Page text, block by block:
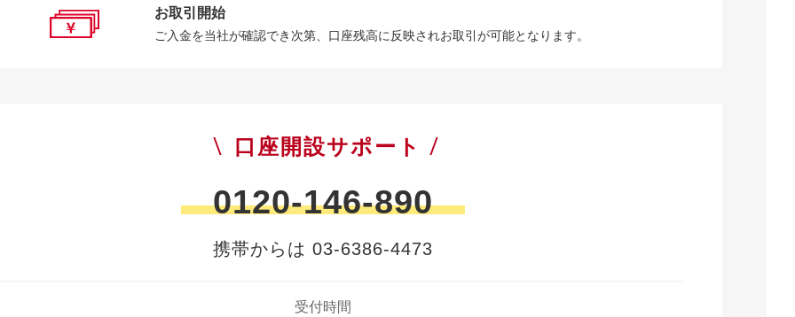
お取引開始
ご入金を当社が確認でき次第、口座残高に反映されお取引が可能となります。
口座開設サポート
0120-146-890
携帯からは 03-6386-4473
受付時間